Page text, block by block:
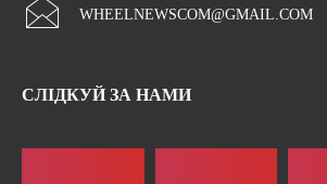
WHEELNEWSCOM@GMAIL.COM
СЛІДКУЙ ЗА НАМИ